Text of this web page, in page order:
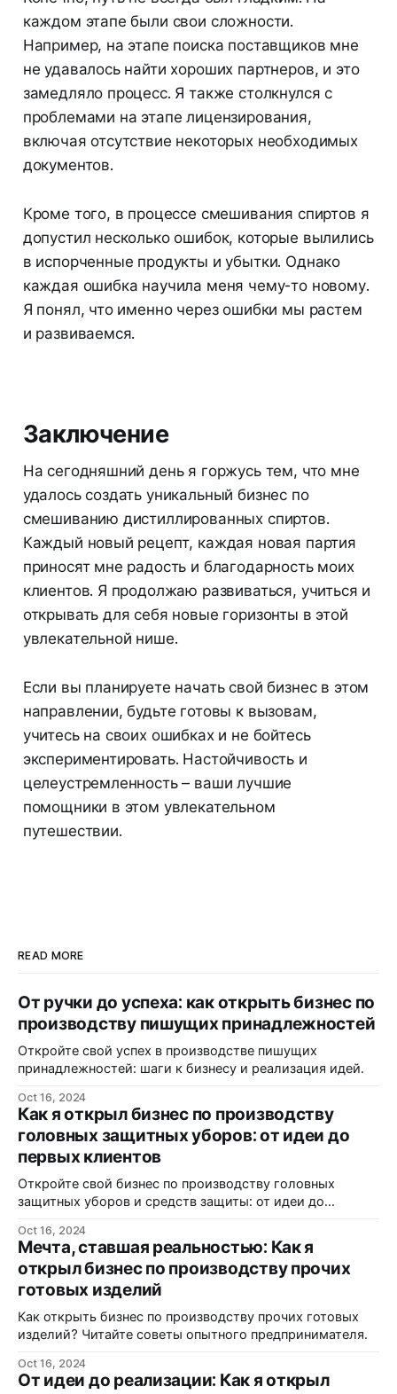
каждом этапе были свои сложности.
Например, на этапе поиска поставщиков мне
не удавалось найти хороших партнеров, и это
замедляло процесс. Я также столкнулся с
проблемами на этапе лицензирования,
включая отсутствие некоторых необходимых
документов.
Кроме того, в процессе смешивания спиртов я
допустил несколько ошибок, которые вылились
в испорченные продукты и убытки. Однако
каждая ошибка научила меня чему-то новому.
Я понял, что именно через ошибки мы растем
и развиваемся.
Заключение
На сегодняшний день я горжусь тем, что мне
удалось создать уникальный бизнес по
смешиванию дистиллированных спиртов.
Каждый новый рецепт, каждая новая партия
приносят мне радость и благодарность моих
клиентов. Я продолжаю развиваться, учиться и
открывать для себя новые горизонты в этой
увлекательной нише.
Если вы планируете начать свой бизнес в этом
направлении, будьте готовы к вызовам,
учитесь на своих ошибках и не бойтесь
экспериментировать. Настойчивость и
целеустремленность – ваши лучшие
помощники в этом увлекательном
путешествии.
READ MORE
От ручки до успеха: как открыть бизнес по
производству пишущих принадлежностей
Откройте свой успех в производстве пишущих
принадлежностей: шаги к бизнесу и реализация идей.
Oct 16, 2024
Как я открыл бизнес по производству
головных защитных уборов: от идеи до
первых клиентов
Откройте свой бизнес по производству головных
защитных уборов и средств защиты: от идеи до
Oct 16, 2024
Мечта, ставшая реальностью: Как я
открыл бизнес по производству прочих
готовых изделий
Как открыть бизнес по производству прочих готовых
изделий? Читайте советы опытного предпринимателя.
Oct 16, 2024
От идеи до реализации: Как я открыл